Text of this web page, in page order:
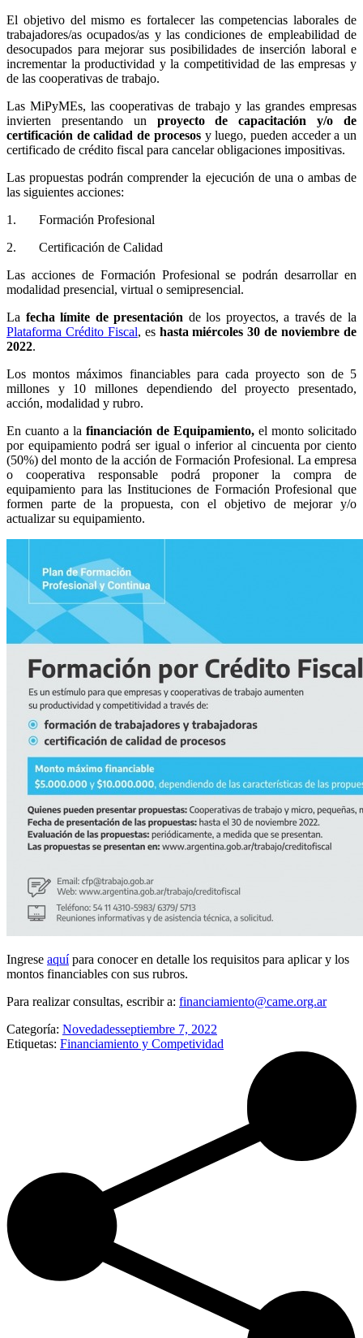
El objetivo del mismo es fortalecer las competencias laborales de
trabajadores/as ocupados/as y las condiciones de empleabilidad de
desocupados para mejorar sus posibilidades de inserción laboral e
incrementar la productividad y la competitividad de las empresas y
de las cooperativas de trabajo.
Las MiPyMEs, las cooperativas de trabajo y las grandes empresas
invierten presentando un proyecto de capacitación y/o de
certificación de calidad de procesos y luego, pueden acceder a un
certificado de crédito fiscal para cancelar obligaciones impositivas.
Las propuestas podrán comprender la ejecución de una o ambas de
las siguientes acciones:
1. Formación Profesional
2. Certificación de Calidad
Las acciones de Formación Profesional se podrán desarrollar en
modalidad presencial, virtual o semipresencial.
La fecha límite de presentación de los proyectos, a través de la
Plataforma Crédito Fiscal, es hasta miércoles 30 de noviembre de
2022.
Los montos máximos financiables para cada proyecto son de 5
millones y 10 millones dependiendo del proyecto presentado,
acción, modalidad y rubro.
En cuanto a la financiación de Equipamiento, el monto solicitado
por equipamiento podrá ser igual o inferior al cincuenta por ciento
(50%) del monto de la acción de Formación Profesional. La empresa
o cooperativa responsable podrá proponer la compra de
equipamiento para las Instituciones de Formación Profesional que
formen parte de la propuesta, con el objetivo de mejorar y/o
actualizar su equipamiento.
Ingrese aquípara conocer en detalle los requisitos para aplicar y los
montos financiables con sus rubros.
Para realizar consultas, escribir a: financiamiento@came.org.ar
Categoría: Novedadesseptiembre 7, 2022
Etiquetas: Financiamiento y Competividad